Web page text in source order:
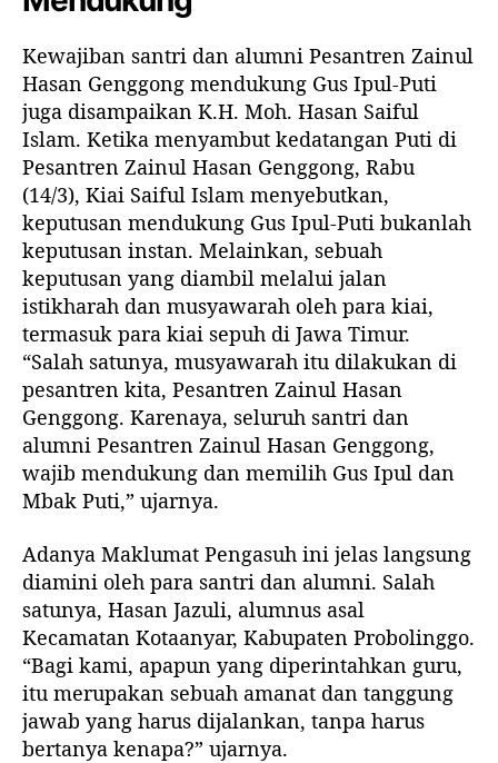
Kewajiban santri dan alumni Pesantren Zainul
Hasan Genggong mendukung Gus Ipul-Puti
juga disampaikan K.H. Moh. Hasan Saiful
Islam. Ketika menyambut kedatangan Puti di
Pesantren Zainul Hasan Genggong, Rabu
(14/3), Kiai Saiful Islam menyebutkan,
keputusan mendukung Gus Ipul-Puti bukanlah
keputusan instan. Melainkan, sebuah
keputusan yang diambil melalui jalan
istikharah dan musyawarah oleh para kiai,
termasuk para kiai sepuh di Jawa Timur.
“Salah satunya, musyawarah itu dilakukan di
pesantren kita, Pesantren Zainul Hasan
Genggong. Karenaya, seluruh santri dan
alumni Pesantren Zainul Hasan Genggong,
wajib mendukung dan memilih Gus Ipul dan
Mbak Puti,” ujarnya.
Adanya Maklumat Pengasuh ini jelas langsung
diamini oleh para santri dan alumni. Salah
satunya, Hasan Jazuli, alumnus asal
Kecamatan Kotaanyar, Kabupaten Probolinggo.
“Bagi kami, apapun yang diperintahkan guru,
itu merupakan sebuah amanat dan tanggung
jawab yang harus dijalankan, tanpa harus
bertanya kenapa?” ujarnya.